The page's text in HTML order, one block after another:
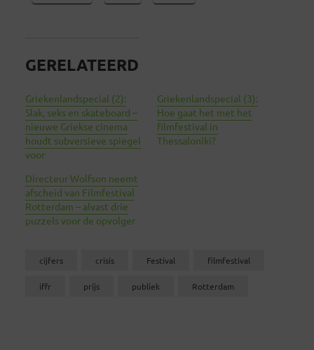
GERELATEERD
Griekenlandspecial (2):
Slak, seks en skateboard –
nieuwe Griekse cinema
houdt subversieve spiegel
voor
Griekenlandspecial (3):
Hoe gaat het met het
filmfestival in
Thessaloniki?
Directeur Wolfson neemt
afscheid van Filmfestival
Rotterdam – alvast drie
puzzels voor de opvolger
cijfers crisis Festival filmfestival
iffr prijs publiek Rotterdam